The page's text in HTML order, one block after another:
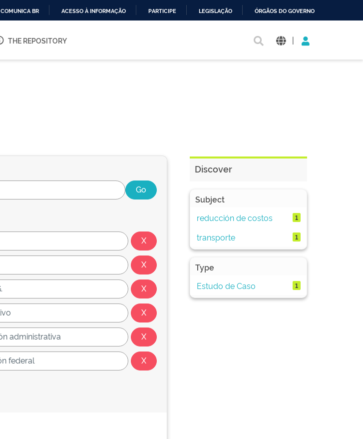
O
COMUNICA BR ACESSO À INFORMAÇÃO PARTICIPE LEGISLAÇÃO ÓRGÃOS DO GOVERNO
THE REPOSITORY |
Discover
Subject
reducción de costos
1
transporte 1
Type
Estudo de Caso
1